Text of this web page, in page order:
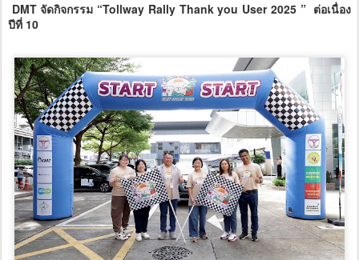
DMT จัดกิจกรรม “Tollway Rally Thank you User 2025 ” ต่อเนื่อง
ปีที่ 10